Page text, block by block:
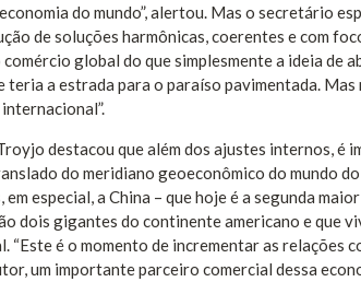
do mundo”, alertou. Mas o secretário
de soluções harmônicas, coerentes e com
global do que simplesmente a ideia de
teria a estrada para o paraíso pavimentada.
destacou que além dos ajustes internos, é
do meridiano geoeconômico do mundo
em especial, a China – que hoje é a segunda
dois gigantes do continente americano e que
“Este é o momento de incrementar as relações
um importante parceiro comercial dessa